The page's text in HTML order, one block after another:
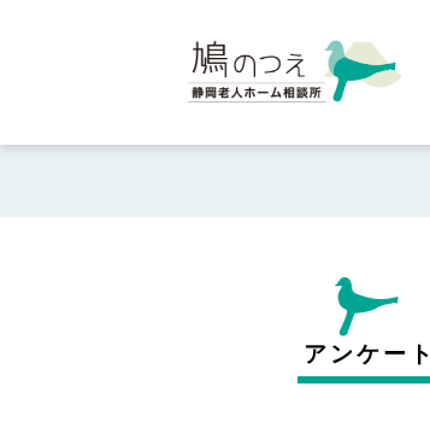
アンケート